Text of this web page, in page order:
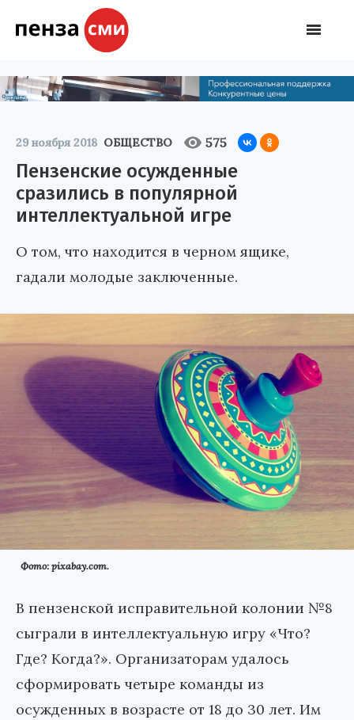
29 ноября 2018 ОБЩЕСТВО 575
Пензенские осужденные
сразились в популярной
интеллектуальной игре
О том, что находится в черном ящике,
гадали молодые заключенные.
Фото: pixabay.com.
В пензенской исправительной колонии №8
сыграли в интеллектуальную игру «Что?
Где? Когда?». Организаторам удалось
сформировать четыре команды из
осужденных в возрасте от 18 до 30 лет. Им